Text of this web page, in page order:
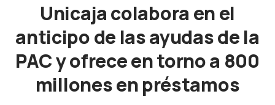
Unicaja colabora en el
anticipo de las ayudas de la
PAC y ofrece en torno a 800
millones en préstamos